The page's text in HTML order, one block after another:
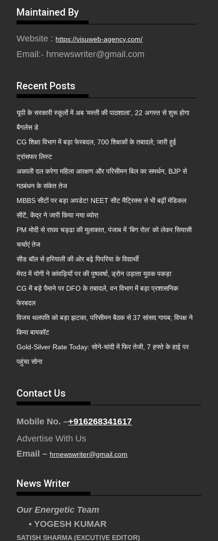
Maintained By
Website : https://visuweb-agency.com/
Email:- hrnewswriter@gmail.com
Recent Posts
यूपी के सरकारी स्कूलों में अब ‘मस्ती की पाठशाला’, 22 अगस्त से शुरू होगा
बैगलेस डे
CG शिक्षा विभाग में बड़ा फेरबदल, 700 शिक्षकों के तबादले; जारी हुई
ट्रांसफर लिस्ट
अकाली दल करेगा महिला आरक्षण और परिसीमन बिल का समर्थन, BJP से
गठबंधन के संकेत तेज
MBBS सीटों पर बड़ा अपडेट! NEET सीट मैट्रिक्स से भी बढ़ीं मेडिकल
सीटें, केंद्र ने जारी किया नया ब्योरा
PM मोदी से राघव चड्ढा की मुलाकात, पंजाब में ‘बिग रोल’ को लेकर सियासी
चर्चाएं तेज
सीड बॉल से हरियाली की ओर बढ़े पिपरिया के विद्यार्थी
मेरठ में योगी ने कांवड़ियों पर की पुष्पवर्षा, ड्रोन उड़ाता युवक पकड़ा
CG में बड़े पैमाने पर DFO के तबादले, वन विभाग में बड़ा प्रशासनिक
फेरबदल
विजय थलपति को बड़ा झटका, परिसीमन बैठक से 37 सांसद गायब; विपक्ष ने
किया बायकॉट
Gold-Silver Rate Today: सोने-चांदी में फिर तेजी, 7 हफ्ते के हाई पर
पहुंचा सोना
Contact Us
Mobile No. –+916268341617
Advertise With Us
Email – hrnewswriter@gmail.com
News Writer
Our Energetic Team
• YOGESH KUMAR
SATISH SHARMA (EXCUTIVE EDITOR)